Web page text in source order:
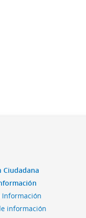
Ciudadana
Información
información